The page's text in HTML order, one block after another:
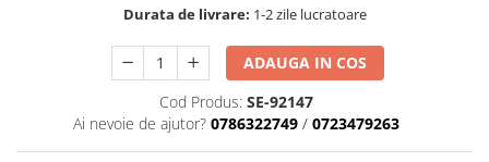
Oglinzi bicicleta
Cricuri bicicleta
Aparatori noroi bicicleta
Suport bicicleta
Lumini bicicleta
Durata de livrare: 1-2 zile lucratoare
ADAUGA IN COS
Cod Produs: SE-92147
Ai nevoie de ajutor? 0786322749 / 0723479263